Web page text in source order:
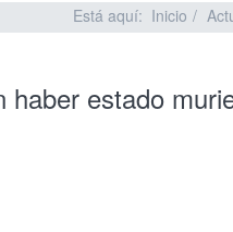
Está aquí: Inicio
estado